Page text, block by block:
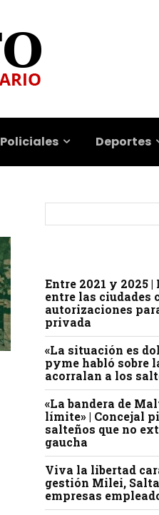
Policiales Deportes
Entre 2021 y 2025
entre las ciudades
autorizaciones
privada
«La situación es
pyme habló sobre
acorralan a los
«La bandera de
límite» | Concejal
salteños que no
gaucha
Viva la libertad
gestión Milei,
empresas